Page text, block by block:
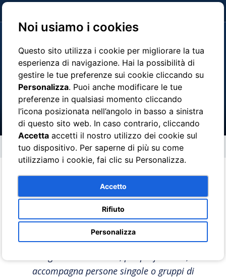
Noi usiamo i cookies
Questo sito utilizza i cookie per migliorare la tua
esperienza di navigazione. Hai la possibilità di
gestire le tue preferenze sui cookie cliccando su
Personalizza. Puoi anche modificare le tue
preferenze in qualsiasi momento cliccando
l’icona posizionata nell’angolo in basso a sinistra
di questo sito web. In caso contrario, cliccando
Accetta accetti il nostro utilizzo dei cookie sul
tuo dispositivo. Per saperne di più su come
utilizziamo i cookie, fai clic su Personalizza.
Accetto
Rifiuto
Personalizza
Guida Turistica Campania
Guida Turistica Campania
Le Guide Autorizzate sono in possesso di un tesserino di
riconoscimento o dell'attestato di abilitazione. In base alla legge
quadro sul turismo, all’art. 11 comma terzo:
accompagna persone singole o gruppi di